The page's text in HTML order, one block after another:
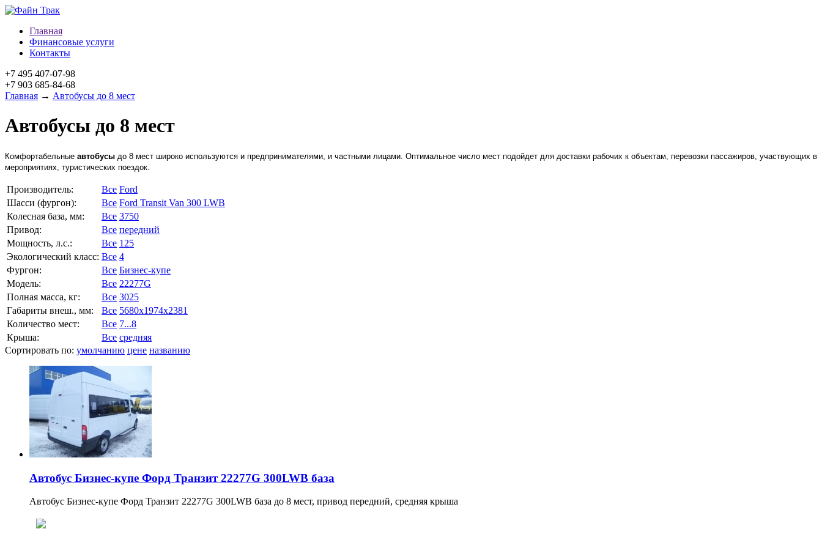
Главная
Финансовые услуги
Контакты
+7 495 407-07-98
+7 903 685-84-68
Главная → Автобусы до 8 мест
Автобусы до 8 мест
Комфортабельные автобусы до 8 мест широко используются и предпринимателями, и частными лицами. Оптимальное число мест подойдет для доставки рабочих к объектам, перевозки пассажиров, участвующих в
мероприятиях, туристических поездок.
Производитель: Все Ford
Шасси (фургон):
Все Ford Transit Van 300 LWB
Колесная база, мм:
Все 3750
Привод:
Все передний
Мощность, л.с.:
Все 125
Экологический класс: Все 4
Фургон:
Все Бизнес-купе
Модель:
Все 22277G
Полная масса, кг:
Все 3025
Габариты внеш., мм:
Все 5680x1974x2381
Количество мест:
Все 7...8
Крыша:
Все средняя
Сортировать по: умолчанию цене названию
Автобус Бизнес-купе Форд Транзит 22277G 300LWB база
Автобус Бизнес-купе Форд Транзит 22277G 300LWB база до 8 мест, привод передний, средняя крыша